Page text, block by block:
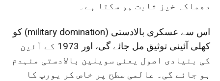
دھماکہ خیز ثابت ہو سکتا ہے۔
اس سے عسکری بالادستی (military domination) کو
کھلی آئینی توثیق مل جائے گی، اور 1973 کے آئین
کی بنیادی اصول یعنی سویلین بالادستی منہدم
ہو جائے گی۔ عالمی سطح پر خاص کر یورپ کا